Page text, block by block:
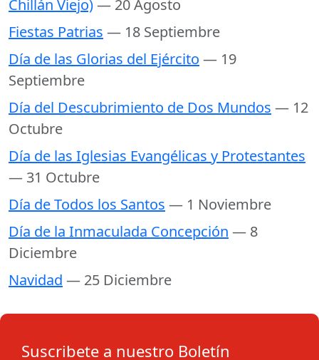
Chillán Viejo)— 20 Agosto
Fiestas Patrias — 18 Septiembre
Día de las Glorias del Ejército — 19
Septiembre
Día del Descubrimiento de Dos Mundos — 12
Octubre
Día de las Iglesias Evangélicas y Protestantes
— 31 Octubre
Día de Todos los Santos — 1 Noviembre
Día de la Inmaculada Concepción — 8
Diciembre
Navidad — 25 Diciembre
Suscribete a nuestro Boletín